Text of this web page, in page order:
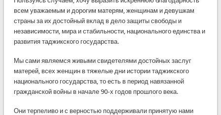
всем уважаемым и дорогим матерям, женщинам и девушкам
страны за их достойный вклад в дело защиты свободы и
независимости, мира и стабильности, национального единства и
развития таджикского государства.
Мы сами являемся живыми свидетелями достойных заслуг
матерей, всех женщин в тяжелые дни истории таджикского
национального государства, то есть в период навязанной
гражданской войны в начале 90-х годов прошлого века.
Они терпеливо и с верностью поддерживали принятую нами